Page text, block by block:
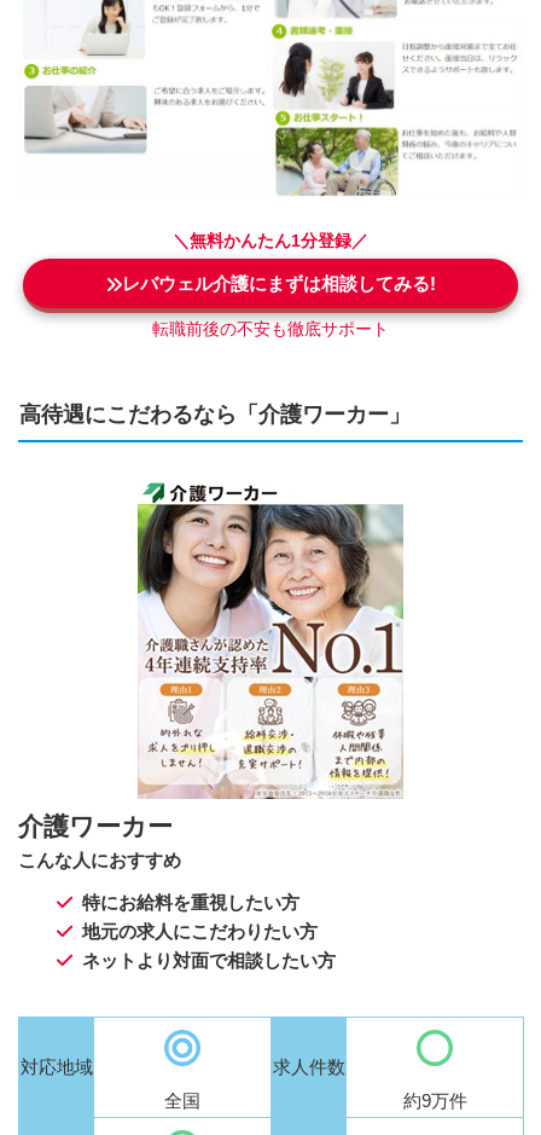
＼無料かんたん1分登録／
レバウェル介護にまずは相談してみる!
転職前後の不安も徹底サポート
高待遇にこだわるなら「介護ワーカー」
介護ワーカー
こんな人におすすめ
特にお給料を重視したい方
地元の求人にこだわりたい方
ネットより対面で相談したい方
対応地域
全国
求人件数
約9万件